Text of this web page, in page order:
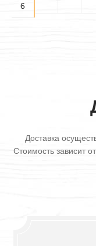
6
Доставка
Стоимость зависит